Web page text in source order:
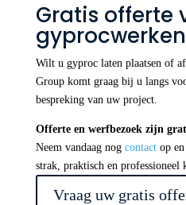
Gratis offerte
Wilt u gyproc laten plaatsen of
Group komt graag bij u langs
bespreking van uw project.
Offerte en werfbezoek zijn
Neem vandaag nog contactop en
strak, praktisch en professioneel
Vraag uw gratis